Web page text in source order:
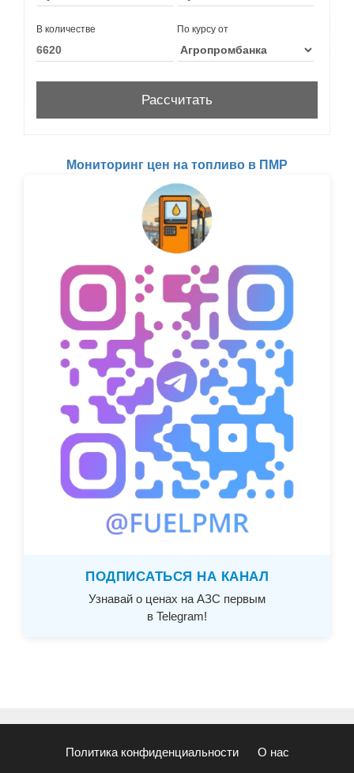
В количестве По курсу от
Мониторинг цен на топливо в ПМР
ПОДПИСАТЬСЯ НА КАНАЛ
Узнавай о ценах на АЗС первым
в Telegram!
Политика конфиденциальности О нас